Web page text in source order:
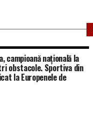
campioană națională la
obstacole. Sportiva din
la Europenele de